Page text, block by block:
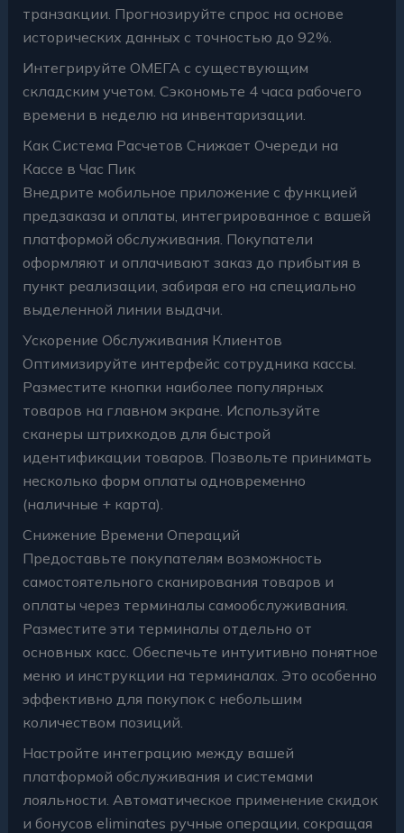
транзакции. Прогнозируйте спрос на основе
исторических данных с точностью до 92%.
Интегрируйте ОМЕГА с существующим
складским учетом. Сэкономьте 4 часа рабочего
времени в неделю на инвентаризации.
Как Система Расчетов Снижает Очереди на
Кассе в Час Пик
Внедрите мобильное приложение с функцией
предзаказа и оплаты, интегрированное с вашей
платформой обслуживания. Покупатели
оформляют и оплачивают заказ до прибытия в
пункт реализации, забирая его на специально
выделенной линии выдачи.
Ускорение Обслуживания Клиентов
Оптимизируйте интерфейс сотрудника кассы.
Разместите кнопки наиболее популярных
товаров на главном экране. Используйте
сканеры штрихкодов для быстрой
идентификации товаров. Позвольте принимать
несколько форм оплаты одновременно
(наличные + карта).
Снижение Времени Операций
Предоставьте покупателям возможность
самостоятельного сканирования товаров и
оплаты через терминалы самообслуживания.
Разместите эти терминалы отдельно от
основных касс. Обеспечьте интуитивно понятное
меню и инструкции на терминалах. Это особенно
эффективно для покупок с небольшим
количеством позиций.
Настройте интеграцию между вашей
платформой обслуживания и системами
лояльности. Автоматическое применение скидок
и бонусов eliminates ручные операции, сокращая